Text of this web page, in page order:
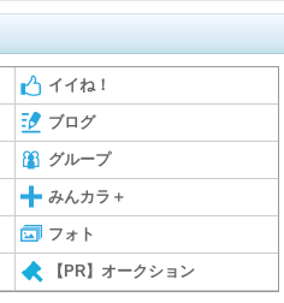
イイね！
ブログ
グループ
みんカラ＋
フォト
【PR】オークション